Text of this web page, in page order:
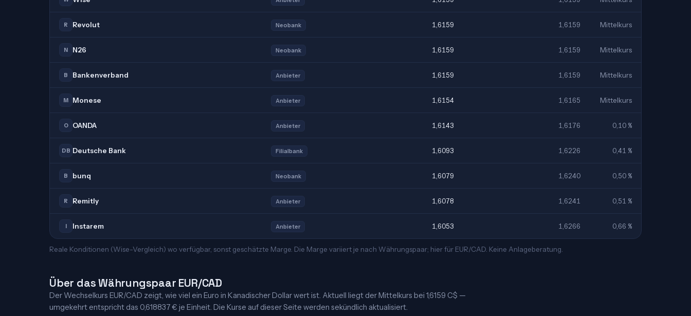
R Revolut Neobank 1,6159 1,6159 Mittelkurs
N N26 Neobank 1,6159 1,6159 Mittelkurs
B Bankenverband Anbieter 1,6159 1,6159 Mittelkurs
M Monese Anbieter 1,6154 1,6165 Mittelkurs
O OANDA Anbieter 1,6143 1,6176 0,10 %
DB Deutsche Bank Filialbank 1,6093 1,6226 0,41 %
B bunq Neobank 1,6079 1,6240 0,50 %
R Remitly Anbieter 1,6078 1,6241 0,51 %
I Instarem Anbieter 1,6053 1,6266 0,66 %
Reale Konditionen (Wise-Vergleich) wo verfügbar, sonst geschätzte Marge. Die Marge variiert je nach Währungspaar; hier für EUR/CAD. Keine Anlageberatung.
Über das Währungspaar EUR/CAD
Der Wechselkurs EUR/CAD zeigt, wie viel ein Euro in Kanadischer Dollar wert ist. Aktuell liegt der Mittelkurs bei 1,6159 C$ —
umgekehrt entspricht das 0,618837 € je Einheit. Die Kurse auf dieser Seite werden sekündlich aktualisiert.